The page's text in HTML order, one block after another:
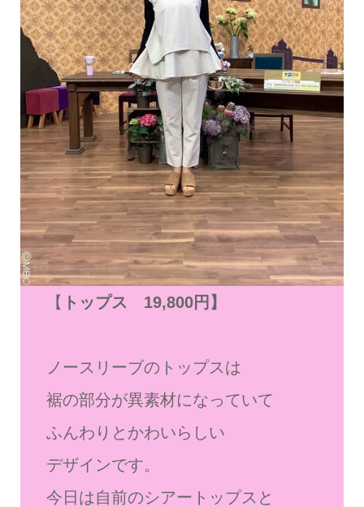
【 トップス 19,800円】
ノースリーブのトップスは
裾の部分が異素材になっていて
ふんわりとかわいらしい
デザインです。
今日は自前のシアートップスと